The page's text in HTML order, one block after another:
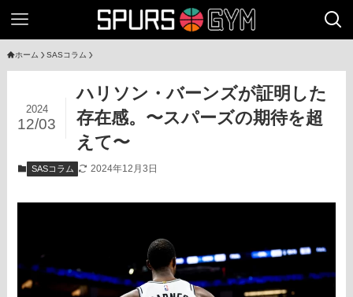
ホーム SASコラム
ハリソン・バーンズが証明した
存在感。〜スパーズの期待を超
えて〜
2024
12/03
SASコラム 2024年12月3日